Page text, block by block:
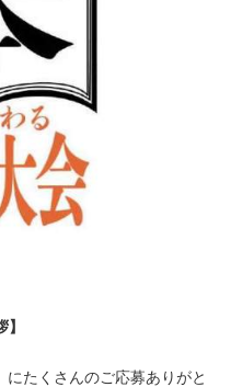
】
たくさんのご応募ありがと